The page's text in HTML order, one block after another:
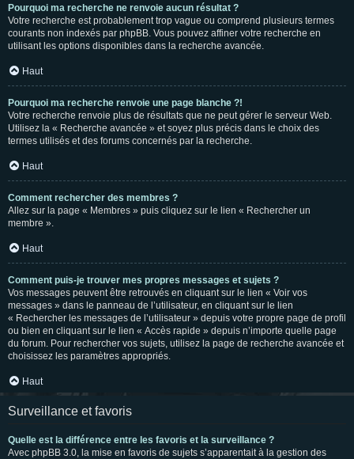
Pourquoi ma recherche ne renvoie aucun résultat ?
Votre recherche est probablement trop vague ou comprend plusieurs termes
courants non indexés par phpBB. Vous pouvez affiner votre recherche en
utilisant les options disponibles dans la recherche avancée.
Haut
Pourquoi ma recherche renvoie une page blanche ?!
Votre recherche renvoie plus de résultats que ne peut gérer le serveur Web.
Utilisez la « Recherche avancée » et soyez plus précis dans le choix des
termes utilisés et des forums concernés par la recherche.
Haut
Comment rechercher des membres ?
Allez sur la page « Membres » puis cliquez sur le lien « Rechercher un
membre ».
Haut
Comment puis-je trouver mes propres messages et sujets ?
Vos messages peuvent être retrouvés en cliquant sur le lien « Voir vos
messages » dans le panneau de l’utilisateur, en cliquant sur le lien
« Rechercher les messages de l’utilisateur » depuis votre propre page de profil
ou bien en cliquant sur le lien « Accès rapide » depuis n’importe quelle page
du forum. Pour rechercher vos sujets, utilisez la page de recherche avancée et
choisissez les paramètres appropriés.
Haut
Surveillance et favoris
Quelle est la différence entre les favoris et la surveillance ?
Avec phpBB 3.0, la mise en favoris de sujets s’apparentait à la gestion des